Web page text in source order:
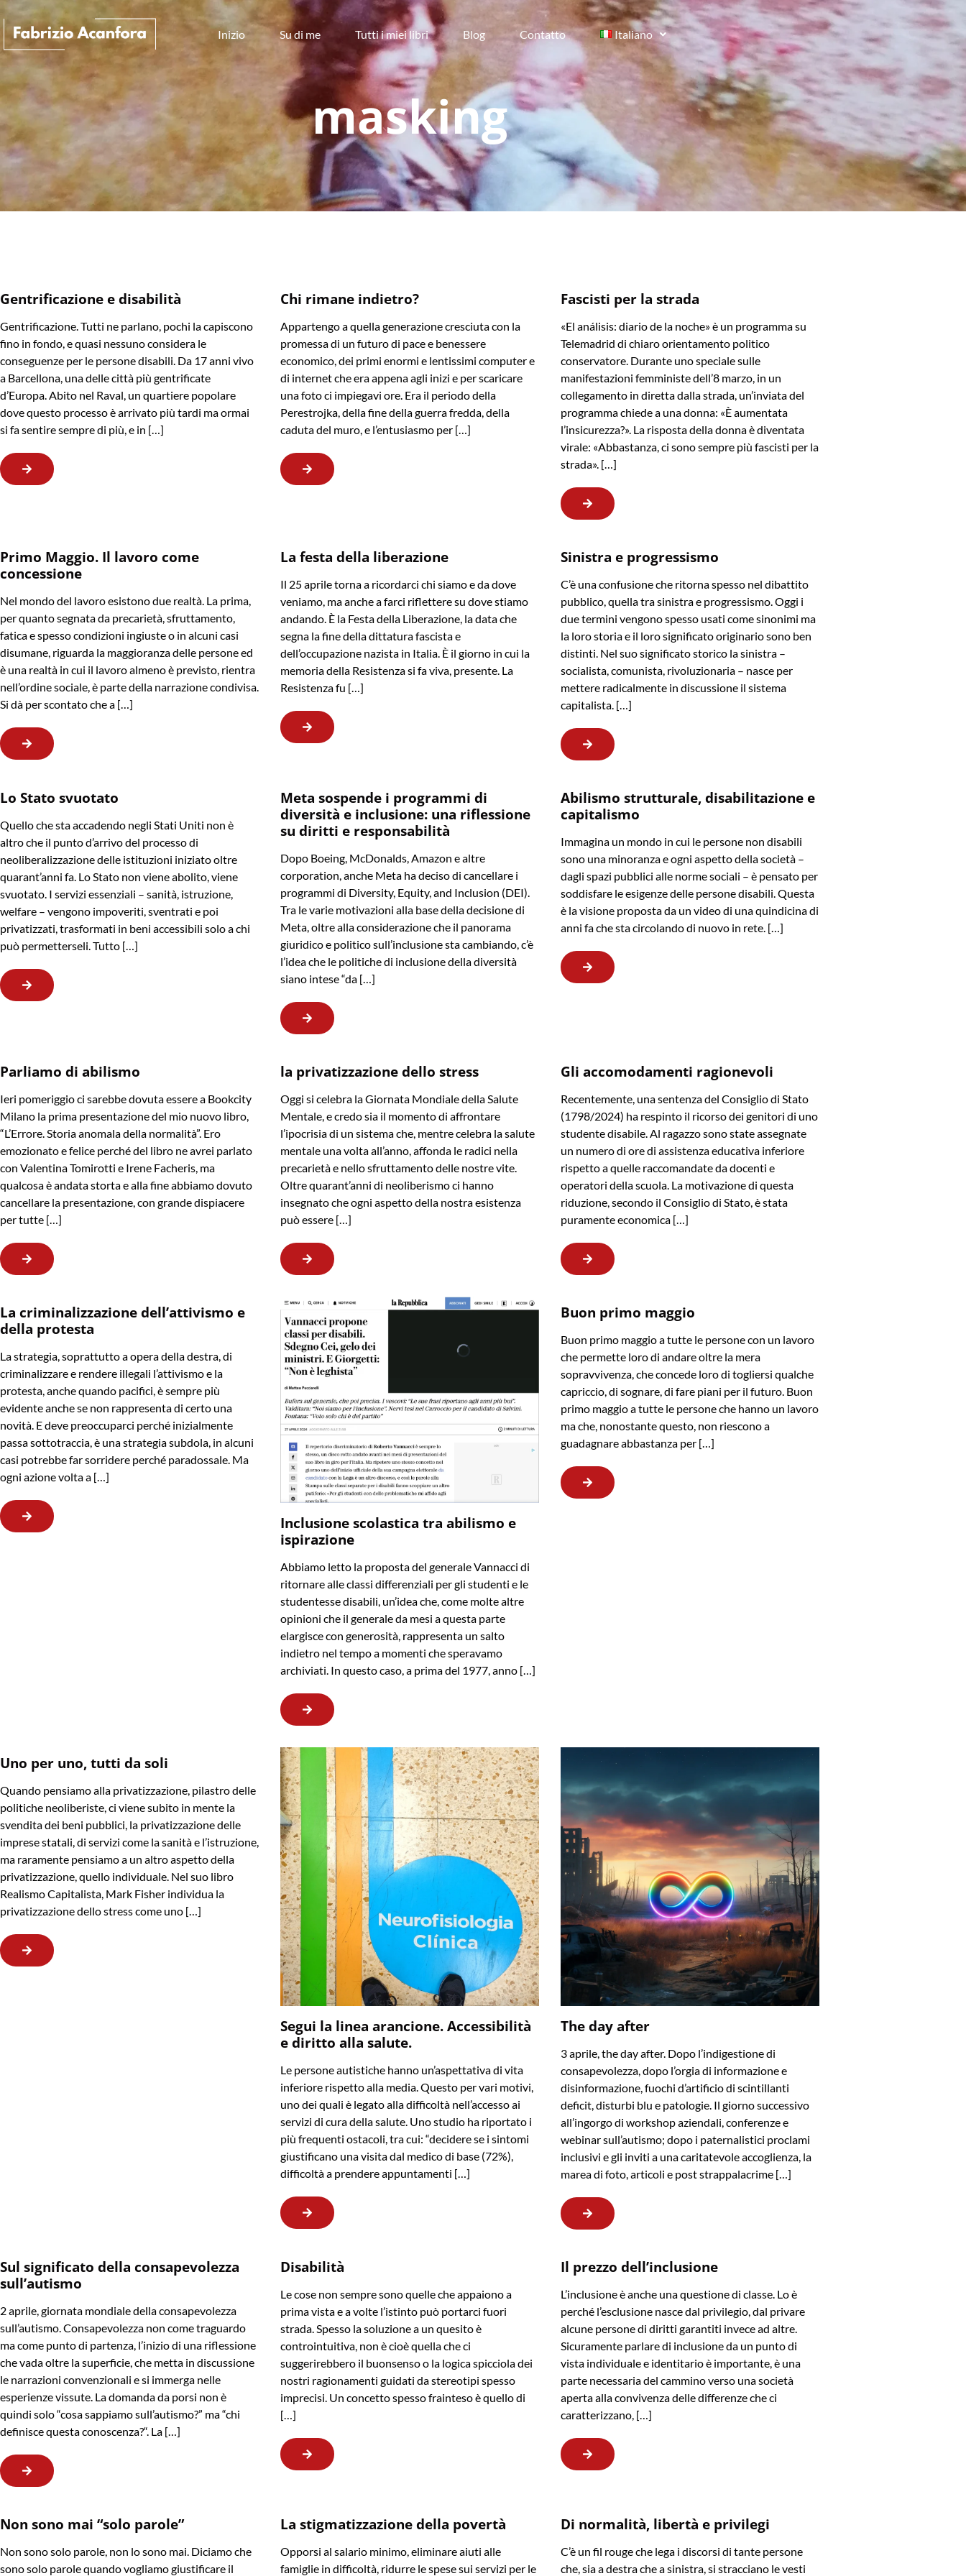
Inizio Su di me Tutti i miei libri Blog Contatto Italiano
masking
Gentrificazione e disabilità
Gentrificazione. Tutti ne parlano, pochi la capiscono
fino in fondo, e quasi nessuno considera le
conseguenze per le persone disabili. Da 17 anni vivo
a Barcellona, una delle città più gentrificate
d’Europa. Abito nel Raval, un quartiere popolare
dove questo processo è arrivato più tardi ma ormai
si fa sentire sempre di più, e in […]
Chi rimane indietro?
Appartengo a quella generazione cresciuta con la
promessa di un futuro di pace e benessere
economico, dei primi enormi e lentissimi computer e
di internet che era appena agli inizi e per scaricare
una foto ci impiegavi ore. Era il periodo della
Perestrojka, della fine della guerra fredda, della
caduta del muro, e l’entusiasmo per […]
Fascisti per la strada
«El análisis: diario de la noche» è un programma su
Telemadrid di chiaro orientamento politico
conservatore. Durante uno speciale sulle
manifestazioni femministe dell’8 marzo, in un
collegamento in diretta dalla strada, un’inviata del
programma chiede a una donna: «È aumentata
l’insicurezza?». La risposta della donna è diventata
virale: «Abbastanza, ci sono sempre più fascisti per la
strada». […]
Primo Maggio. Il lavoro come
concessione
Nel mondo del lavoro esistono due realtà. La prima,
per quanto segnata da precarietà, sfruttamento,
fatica e spesso condizioni ingiuste o in alcuni casi
disumane, riguarda la maggioranza delle persone ed
è una realtà in cui il lavoro almeno è previsto, rientra
nell’ordine sociale, è parte della narrazione condivisa.
Si dà per scontato che a […]
La festa della liberazione
Il 25 aprile torna a ricordarci chi siamo e da dove
veniamo, ma anche a farci riflettere su dove stiamo
andando. È la Festa della Liberazione, la data che
segna la fine della dittatura fascista e
dell’occupazione nazista in Italia. È il giorno in cui la
memoria della Resistenza si fa viva, presente. La
Resistenza fu […]
Sinistra e progressismo
C’è una confusione che ritorna spesso nel dibattito
pubblico, quella tra sinistra e progressismo. Oggi i
due termini vengono spesso usati come sinonimi ma
la loro storia e il loro significato originario sono ben
distinti. Nel suo significato storico la sinistra –
socialista, comunista, rivoluzionaria – nasce per
mettere radicalmente in discussione il sistema
capitalista. […]
Lo Stato svuotato
Quello che sta accadendo negli Stati Uniti non è
altro che il punto d’arrivo del processo di
neoliberalizzazione delle istituzioni iniziato oltre
quarant’anni fa. Lo Stato non viene abolito, viene
svuotato. I servizi essenziali – sanità, istruzione,
welfare – vengono impoveriti, sventrati e poi
privatizzati, trasformati in beni accessibili solo a chi
può permetterseli. Tutto […]
Meta sospende i programmi di
diversità e inclusione: una riflessione
su diritti e responsabilità
Dopo Boeing, McDonalds, Amazon e altre
corporation, anche Meta ha deciso di cancellare i
programmi di Diversity, Equity, and Inclusion (DEI).
Tra le varie motivazioni alla base della decisione di
Meta, oltre alla considerazione che il panorama
giuridico e politico sull’inclusione sta cambiando, c’è
l’idea che le politiche di inclusione della diversità
siano intese “da […]
Abilismo strutturale, disabilitazione e
capitalismo
Immagina un mondo in cui le persone non disabili
sono una minoranza e ogni aspetto della società –
dagli spazi pubblici alle norme sociali – è pensato per
soddisfare le esigenze delle persone disabili. Questa
è la visione proposta da un video di una quindicina di
anni fa che sta circolando di nuovo in rete. […]
Parliamo di abilismo
Ieri pomeriggio ci sarebbe dovuta essere a Bookcity
Milano la prima presentazione del mio nuovo libro,
“L’Errore. Storia anomala della normalità”. Ero
emozionato e felice perché del libro ne avrei parlato
con Valentina Tomirotti e Irene Facheris, ma
qualcosa è andata storta e alla fine abbiamo dovuto
cancellare la presentazione, con grande dispiacere
per tutte […]
la privatizzazione dello stress
Oggi si celebra la Giornata Mondiale della Salute
Mentale, e credo sia il momento di affrontare
l’ipocrisia di un sistema che, mentre celebra la salute
mentale una volta all’anno, affonda le radici nella
precarietà e nello sfruttamento delle nostre vite.
Oltre quarant’anni di neoliberismo ci hanno
insegnato che ogni aspetto della nostra esistenza
può essere […]
Gli accomodamenti ragionevoli
Recentemente, una sentenza del Consiglio di Stato
(1798/2024) ha respinto il ricorso dei genitori di uno
studente disabile. Al ragazzo sono state assegnate
un numero di ore di assistenza educativa inferiore
rispetto a quelle raccomandate da docenti e
operatori della scuola. La motivazione di questa
riduzione, secondo il Consiglio di Stato, è stata
puramente economica […]
La criminalizzazione dell’attivismo e
della protesta
La strategia, soprattutto a opera della destra, di
criminalizzare e rendere illegali l’attivismo e la
protesta, anche quando pacifici, è sempre più
evidente anche se non rappresenta di certo una
novità. E deve preoccuparci perché inizialmente
passa sottotraccia, è una strategia subdola, in alcuni
casi potrebbe far sorridere perché paradossale. Ma
ogni azione volta a […]
Inclusione scolastica tra abilismo e
ispirazione
Abbiamo letto la proposta del generale Vannacci di
ritornare alle classi differenziali per gli studenti e le
studentesse disabili, un’idea che, come molte altre
opinioni che il generale da mesi a questa parte
elargisce con generosità, rappresenta un salto
indietro nel tempo a momenti che speravamo
archiviati. In questo caso, a prima del 1977, anno […]
Buon primo maggio
Buon primo maggio a tutte le persone con un lavoro
che permette loro di andare oltre la mera
sopravvivenza, che concede loro di togliersi qualche
capriccio, di sognare, di fare piani per il futuro. Buon
primo maggio a tutte le persone che hanno un lavoro
ma che, nonostante questo, non riescono a
guadagnare abbastanza per […]
Uno per uno, tutti da soli
Quando pensiamo alla privatizzazione, pilastro delle
politiche neoliberiste, ci viene subito in mente la
svendita dei beni pubblici, la privatizzazione delle
imprese statali, di servizi come la sanità e l’istruzione,
ma raramente pensiamo a un altro aspetto della
privatizzazione, quello individuale. Nel suo libro
Realismo Capitalista, Mark Fisher individua la
privatizzazione dello stress come uno […]
Segui la linea arancione. Accessibilità
e diritto alla salute.
Le persone autistiche hanno un’aspettativa di vita
inferiore rispetto alla media. Questo per vari motivi,
uno dei quali è legato alla difficoltà nell’accesso ai
servizi di cura della salute. Uno studio ha riportato i
più frequenti ostacoli, tra cui: “decidere se i sintomi
giustificano una visita dal medico di base (72%),
difficoltà a prendere appuntamenti […]
The day after
3 aprile, the day after. Dopo l’indigestione di
consapevolezza, dopo l’orgia di informazione e
disinformazione, fuochi d’artificio di scintillanti
deficit, disturbi blu e patologie. Il giorno successivo
all’ingorgo di workshop aziendali, conferenze e
webinar sull’autismo; dopo i paternalistici proclami
inclusivi e gli inviti a una caritatevole accoglienza, la
marea di foto, articoli e post strappalacrime […]
Sul significato della consapevolezza
sull’autismo
2 aprile, giornata mondiale della consapevolezza
sull’autismo. Consapevolezza non come traguardo
ma come punto di partenza, l’inizio di una riflessione
che vada oltre la superficie, che metta in discussione
le narrazioni convenzionali e si immerga nelle
esperienze vissute. La domanda da porsi non è
quindi solo “cosa sappiamo sull’autismo?” ma “chi
definisce questa conoscenza?“. La […]
Disabilità
Le cose non sempre sono quelle che appaiono a
prima vista e a volte l’istinto può portarci fuori
strada. Spesso la soluzione a un quesito è
controintuitiva, non è cioè quella che ci
suggerirebbero il buonsenso o la logica spicciola dei
nostri ragionamenti guidati da stereotipi spesso
imprecisi. Un concetto spesso frainteso è quello di
[…]
Il prezzo dell’inclusione
L’inclusione è anche una questione di classe. Lo è
perché l’esclusione nasce dal privilegio, dal privare
alcune persone di diritti garantiti invece ad altre.
Sicuramente parlare di inclusione da un punto di
vista individuale e identitario è importante, è una
parte necessaria del cammino verso una società
aperta alla convivenza delle differenze che ci
caratterizzano, […]
Non sono mai “solo parole”
Non sono solo parole, non lo sono mai. Diciamo che
sono solo parole quando vogliamo giustificare il
La stigmatizzazione della povertà
Opporsi al salario minimo, eliminare aiuti alle
famiglie in difficoltà, ridurre le spese sui servizi per le
Di normalità, libertà e privilegi
C’è un fil rouge che lega i discorsi di tante persone
che, sia a destra che a sinistra, si stracciano le vesti